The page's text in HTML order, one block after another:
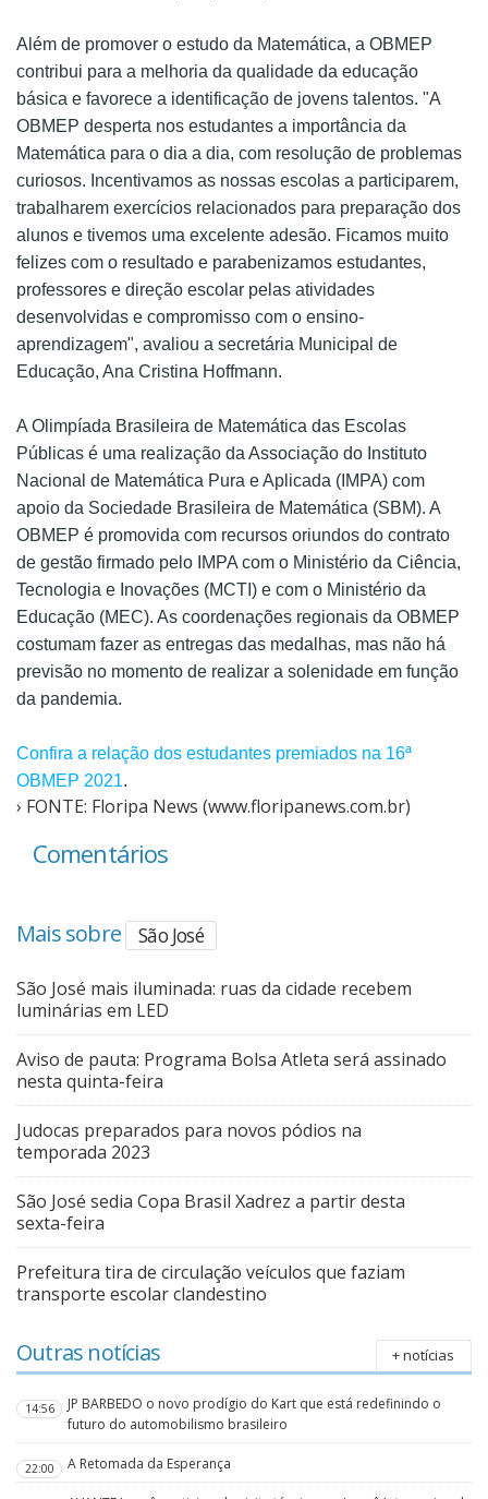
Além de promover o estudo da Matemática, a OBMEP
contribui para a melhoria da qualidade da educação
básica e favorece a identificação de jovens talentos. "A
OBMEP desperta nos estudantes a importância da
Matemática para o dia a dia, com resolução de problemas
curiosos. Incentivamos as nossas escolas a participarem,
trabalharem exercícios relacionados para preparação dos
alunos e tivemos uma excelente adesão. Ficamos muito
felizes com o resultado e parabenizamos estudantes,
professores e direção escolar pelas atividades
desenvolvidas e compromisso com o ensino-
aprendizagem", avaliou a secretária Municipal de
Educação, Ana Cristina Hoffmann.
A Olimpíada Brasileira de Matemática das Escolas
Públicas é uma realização da Associação do Instituto
Nacional de Matemática Pura e Aplicada (IMPA) com
apoio da Sociedade Brasileira de Matemática (SBM). A
OBMEP é promovida com recursos oriundos do contrato
de gestão firmado pelo IMPA com o Ministério da Ciência,
Tecnologia e Inovações (MCTI) e com o Ministério da
Educação (MEC). As coordenações regionais da OBMEP
costumam fazer as entregas das medalhas, mas não há
previsão no momento de realizar a solenidade em função
da pandemia.
Confira a relação dos estudantes premiados na 16ª
OBMEP 2021.
› FONTE: Floripa News (www.floripanews.com.br)
Comentários
Mais sobre São José
São José mais iluminada: ruas da cidade recebem
luminárias em LED
Aviso de pauta: Programa Bolsa Atleta será assinado
nesta quinta-feira
Judocas preparados para novos pódios na
temporada 2023
São José sedia Copa Brasil Xadrez a partir desta
sexta-feira
Prefeitura tira de circulação veículos que faziam
transporte escolar clandestino
Outras notícias + notícias
14:56
JP BARBEDO o novo prodígio do Kart que está redefinindo o
futuro do automobilismo brasileiro
22:00 A Retomada da Esperança